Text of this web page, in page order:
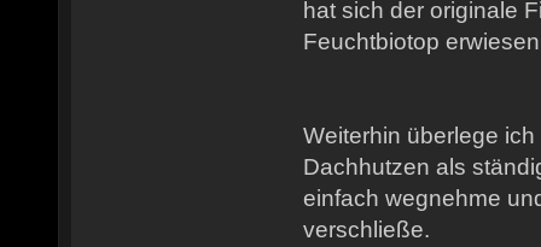
hat sich der originale
Feuchtbiotop
Weiterhin überlege
Dachhutzen als
einfach wegnehme
verschließe.